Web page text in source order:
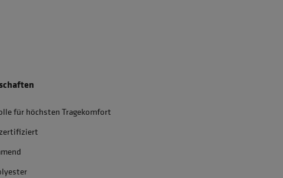
für höchsten Tragekomfort
zertifiziert